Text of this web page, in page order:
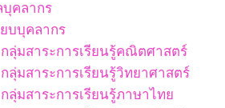
คลากร
บบุคลากร
กลุ่มสาระการเรียนรู้คณิตศาสตร์
กลุ่มสาระการเรียนรู้วิทยาศาสตร์
กลุ่มสาระการเรียนรู้ภาษาไทย